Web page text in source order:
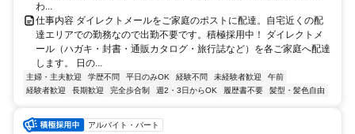
わ...
仕事内容 ダイレクトメールをご家庭のポストに配達。自宅近くの配
達エリアでの勤務なので出勤不要です。積極採用中！ ダイレクトメ
ール（ハガキ・封書・通販カタログ・旅行誌など）を各ご家庭へ配達
します。 日の...
主婦・主夫歓迎 学歴不問 平日のみOK 経験不問 未経験者歓迎
午前
経験者歓迎
長期歓迎 完全歩合制 週2・3日からOK 履歴書不要 髪型・髪色自由
アルバイト・パート